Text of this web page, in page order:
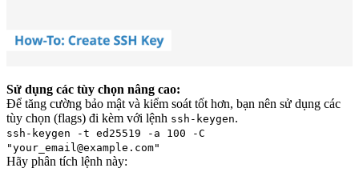
Sử dụng các tùy chọn nâng cao:
Để tăng cường bảo mật và kiểm soát tốt hơn, bạn nên sử dụng các
tùy chọn (flags) đi kèm với lệnh ssh-keygen.
ssh-keygen -t ed25519 -a 100 -C
"your_email@example.com"
Hãy phân tích lệnh này: